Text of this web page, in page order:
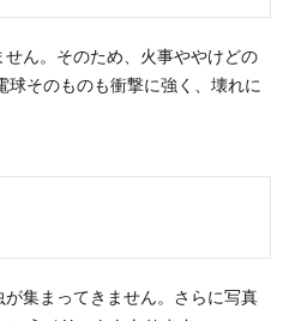
ん。そのため、火事ややけどの
そのものも衝撃に強く、壊れに
集まってきません。さらに写真